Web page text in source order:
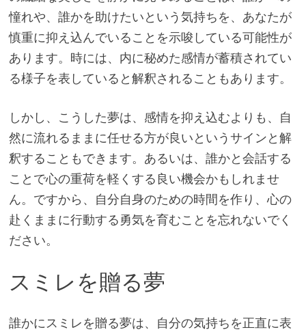
憧れや、誰かを助けたいという気持ちを、あなたが
慎重に抑え込んでいることを示唆している可能性が
あります。時には、内に秘めた感情が蓄積されてい
る様子を表していると解釈されることもあります。
しかし、こうした夢は、感情を抑え込むよりも、自
然に流れるままに任せる方が良いというサインと解
釈することもできます。あるいは、誰かと会話する
ことで心の重荷を軽くする良い機会かもしれませ
ん。ですから、自分自身のための時間を作り、心の
赴くままに行動する勇気を育むことを忘れないでく
ださい。
スミレを贈る夢
誰かにスミレを贈る夢は、自分の気持ちを正直に表